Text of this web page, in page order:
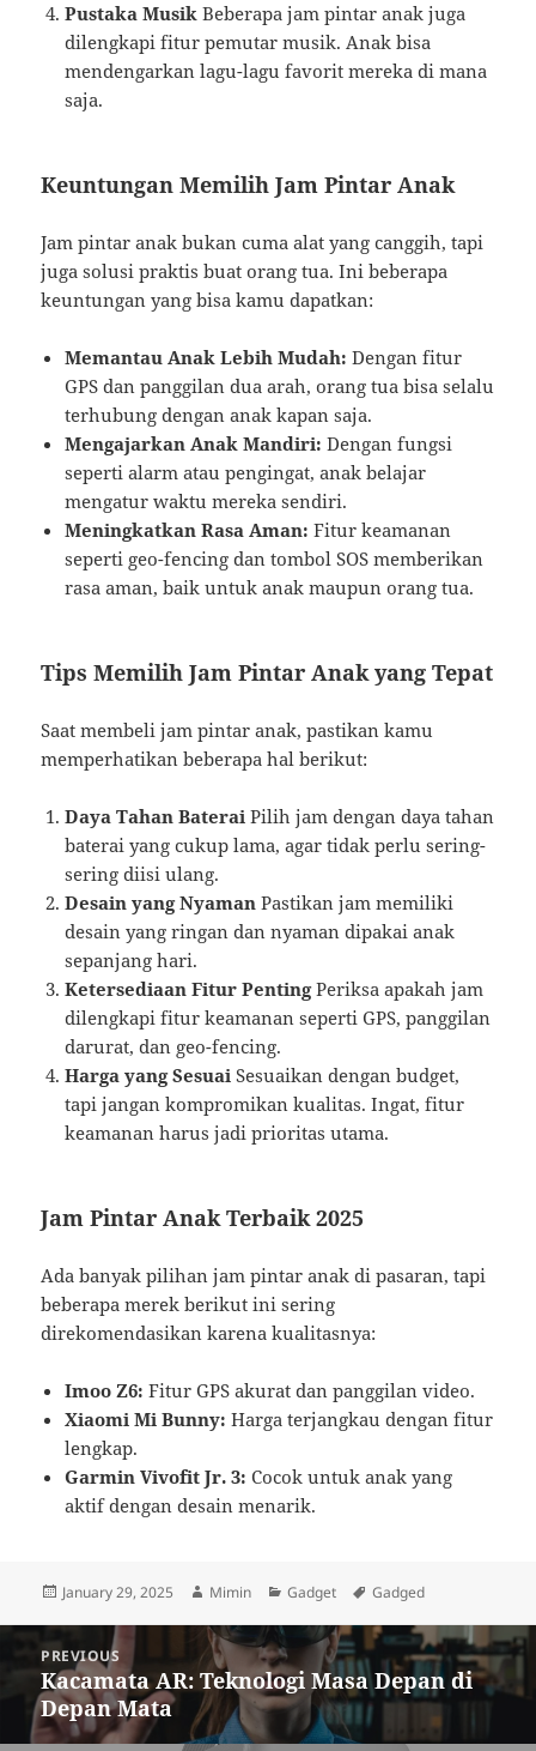
Pustaka Musik Beberapa jam pintar anak juga
dilengkapi fitur pemutar musik. Anak bisa
mendengarkan lagu-lagu favorit mereka di mana
saja.
Keuntungan Memilih Jam Pintar Anak
Jam pintar anak bukan cuma alat yang canggih, tapi
juga solusi praktis buat orang tua. Ini beberapa
keuntungan yang bisa kamu dapatkan:
Memantau Anak Lebih Mudah: Dengan fitur
GPS dan panggilan dua arah, orang tua bisa selalu
terhubung dengan anak kapan saja.
Mengajarkan Anak Mandiri: Dengan fungsi
seperti alarm atau pengingat, anak belajar
mengatur waktu mereka sendiri.
Meningkatkan Rasa Aman: Fitur keamanan
seperti geo-fencing dan tombol SOS memberikan
rasa aman, baik untuk anak maupun orang tua.
Tips Memilih Jam Pintar Anak yang Tepat
Saat membeli jam pintar anak, pastikan kamu
memperhatikan beberapa hal berikut:
Daya Tahan Baterai Pilih jam dengan daya tahan
baterai yang cukup lama, agar tidak perlu sering-
sering diisi ulang.
Desain yang Nyaman Pastikan jam memiliki
desain yang ringan dan nyaman dipakai anak
sepanjang hari.
Ketersediaan Fitur PentingPeriksa apakah jam
dilengkapi fitur keamanan seperti GPS, panggilan
darurat, dan geo-fencing.
Harga yang Sesuai Sesuaikan dengan budget,
tapi jangan kompromikan kualitas. Ingat, fitur
keamanan harus jadi prioritas utama.
Jam Pintar Anak Terbaik 2025
Ada banyak pilihan jam pintar anak di pasaran, tapi
beberapa merek berikut ini sering
direkomendasikan karena kualitasnya:
Imoo Z6: Fitur GPS akurat dan panggilan video.
Xiaomi Mi Bunny: Harga terjangkau dengan fitur
lengkap.
Garmin Vivofit Jr. 3: Cocok untuk anak yang
aktif dengan desain menarik.
Posted
January 29, 2025 Author
Mimin Categories
Gadget Tags
Gadged
navigation
PREVIOUS
Previous
post:
Kacamata AR: Teknologi Masa Depan di
Depan Mata